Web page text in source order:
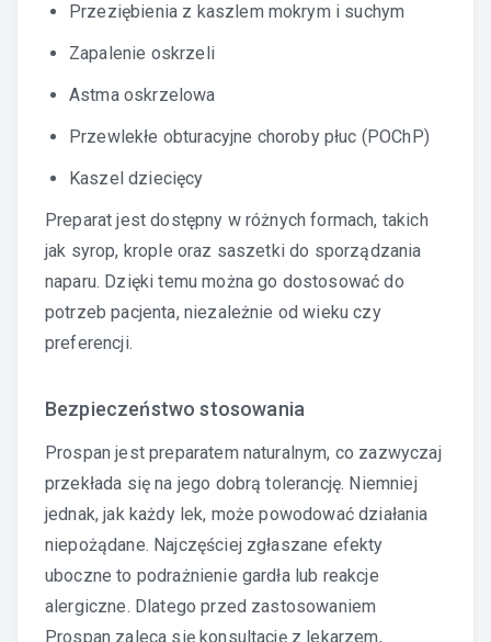
Przeziębienia z kaszlem mokrym i suchym
Zapalenie oskrzeli
Astma oskrzelowa
Przewlekłe obturacyjne choroby płuc (POChP)
Kaszel dziecięcy
Preparat jest dostępny w różnych formach, takich
jak syrop, krople oraz saszetki do sporządzania
naparu. Dzięki temu można go dostosować do
potrzeb pacjenta, niezależnie od wieku czy
preferencji.
Bezpieczeństwo stosowania
Prospan jest preparatem naturalnym, co zazwyczaj
przekłada się na jego dobrą tolerancję. Niemniej
jednak, jak każdy lek, może powodować działania
niepożądane. Najczęściej zgłaszane efekty
uboczne to podrażnienie gardła lub reakcje
alergiczne. Dlatego przed zastosowaniem
Prospan zaleca się konsultację z lekarzem,